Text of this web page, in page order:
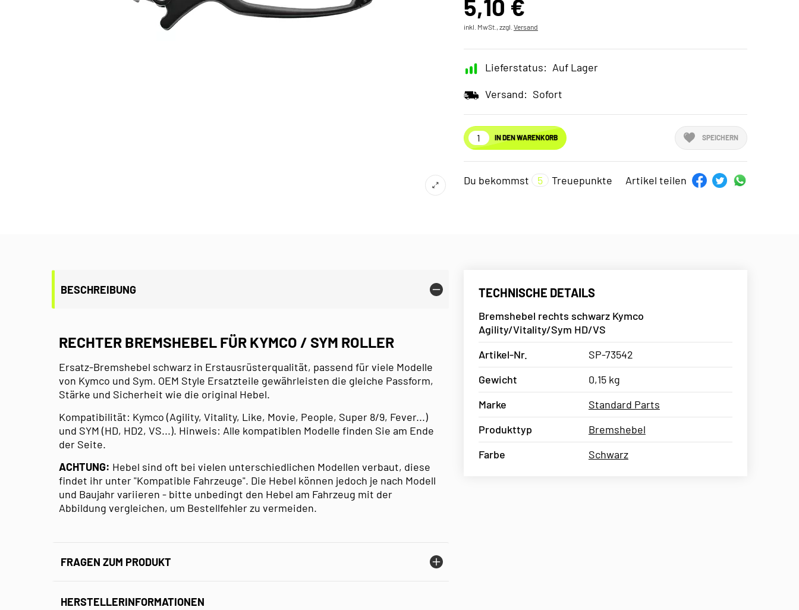
5,10 €
inkl. MwSt., zzgl. Versand
Lieferstatus: Auf Lager
Versand: Sofort
IN DEN WARENKORB SPEICHERN
Du bekommst 5 Treuepunkte Artikel teilen
BESCHREIBUNG
RECHTER BREMSHEBEL FÜR KYMCO / SYM ROLLER
Ersatz-Bremshebel schwarz in Erstausrüsterqualität, passend für viele Modelle
von Kymco und Sym. OEM Style Ersatzteile gewährleisten die gleiche Passform,
Stärke und Sicherheit wie die original Hebel.
Kompatibilität: Kymco (Agility, Vitality, Like, Movie, People, Super 8/9, Fever...)
und SYM (HD, HD2, VS...). Hinweis: Alle kompatiblen Modelle finden Sie am Ende
der Seite.
ACHTUNG: Hebel sind oft bei vielen unterschiedlichen Modellen verbaut, diese
findet ihr unter "Kompatible Fahrzeuge". Die Hebel können jedoch je nach Modell
und Baujahr variieren - bitte unbedingt den Hebel am Fahrzeug mit der
Abbildung vergleichen, um Bestellfehler zu vermeiden.
FRAGEN ZUM PRODUKT
HERSTELLERINFORMATIONEN
TECHNISCHE DETAILS
Bremshebel rechts schwarz Kymco
Agility/Vitality/Sym HD/VS
Artikel-Nr.
SP-73542
Gewicht
0,15 kg
Marke
Standard Parts
Produkttyp
Bremshebel
Farbe
Schwarz